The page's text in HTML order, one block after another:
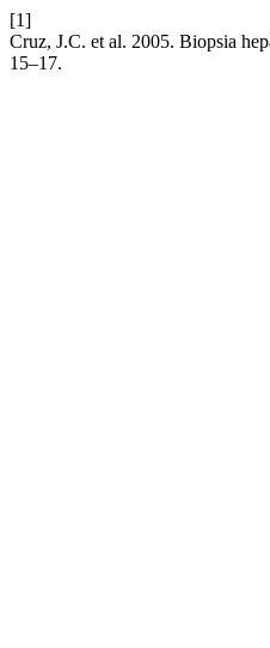
[1]
Cruz, J.C. et al. 2005. Biopsia
15–17.